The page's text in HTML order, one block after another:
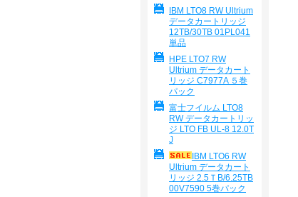
IBM LTO8 RW Ultrium
データカートリッジ
12TB/30TB 01PL041
単品
HPE LTO7 RW
Ultrium データカート
リッジ C7977A ５巻
パック
富士フイルム LTO8
RW データカートリッ
ジ LTO FB UL-8 12.0T
J
IBM LTO6 RW
Ultrium データカート
リッジ 2.5ＴB/6.25TB
00V7590 5巻パック